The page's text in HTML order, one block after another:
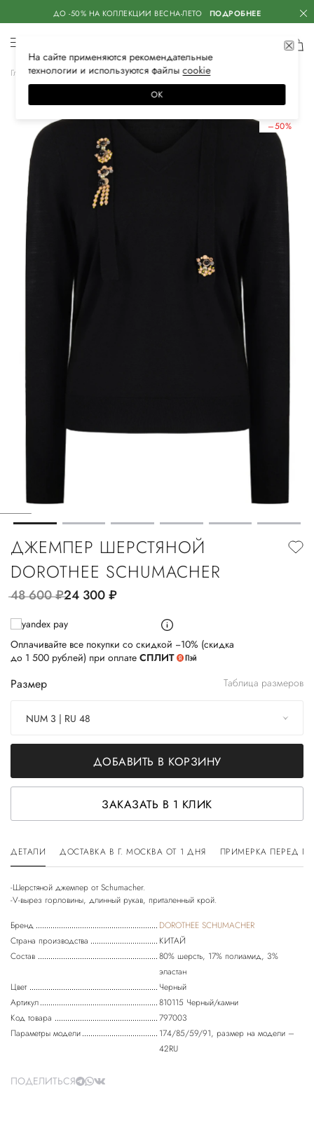
ДО -50% НА КОЛЛЕКЦИИ ВЕСНА-ЛЕТО ПОДРОБНЕЕ
Главная Женская Одежда Трикотаж Свитеры
–50%
ДЖЕМПЕР ШЕРСТЯНОЙ
DOROTHEE SCHUMACHER
48 600руб.24 300руб.
Оплачивайте все покупки со скидкой −10% (скидка
до 1 500 рублей) при оплате СПЛИТ
Размер Таблица размеров
NUM 3 | RU 48
ДОБАВИТЬ В КОРЗИНУ
ЗАКАЗАТЬ В 1 КЛИК
ДЕТАЛИ ДОСТАВКА В Г. МОСКВА ОТ 1 ДНЯ ПРИМЕРКА ПЕРЕД
-Шерстяной джемпер от Schumacher.
Бренд
DOROTHEE SCHUMACHER
Страна производства
КИТАЙ
Состав
80% шерсть, 17% полиамид, 3%
эластан
Цвет
Черный
Артикул
810115 Черный/камни
Код товара
797003
Параметры модели
174/85/59/91, размер на модели –
42RU
ПОДЕЛИТЬСЯ
На сайте применяются рекомендательные
технологии и используются файлысооkiе
ОК